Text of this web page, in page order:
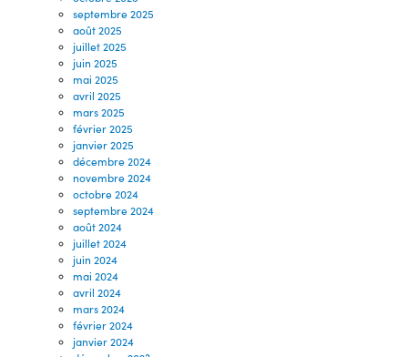
septembre 2025
août 2025
juillet 2025
juin 2025
mai 2025
avril 2025
mars 2025
février 2025
janvier 2025
décembre 2024
novembre 2024
octobre 2024
septembre 2024
août 2024
juillet 2024
juin 2024
mai 2024
avril 2024
mars 2024
février 2024
janvier 2024